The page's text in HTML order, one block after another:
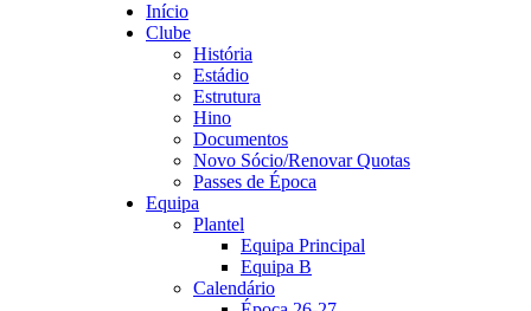
Início
Clube
História
Estádio
Estrutura
Hino
Documentos
Novo Sócio/Renovar Quotas
Passes de Época
Equipa
Plantel
Equipa Principal
Equipa B
Calendário